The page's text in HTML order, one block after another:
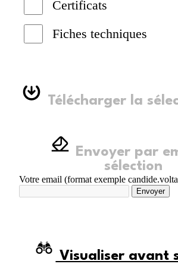
Certificats
Fiches techniques
Télécharger la
sélection
Votre email (format exemple
Envoyer
Visualiser avant